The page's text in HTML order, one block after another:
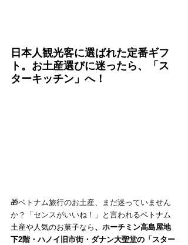
日本人観光客に選ばれた定番ギフ
ト。お土産選びに迷ったら、「ス
ターキッチン」へ！
🎁ベトナム旅行のお土産、まだ迷っていません
か？「センスがいいね！」と言われるベトナム
土産や人気のお菓子なら 、ホーチミン高島屋地
下2階・ハノイ旧市街・ダナン大聖堂の「スター